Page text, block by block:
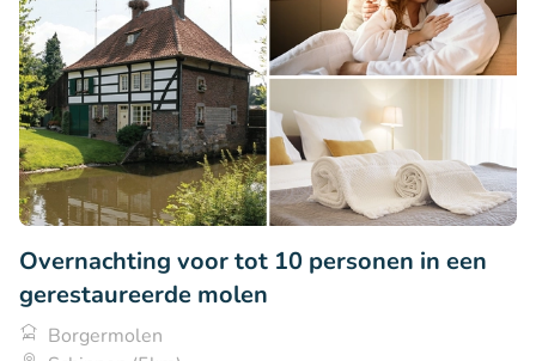
Overnachting voor tot 10 personen in een
gerestaureerde molen
Borgermolen